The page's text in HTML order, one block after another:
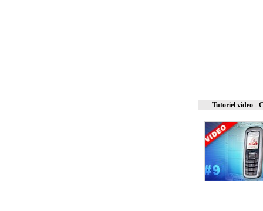
Tutoriel video -